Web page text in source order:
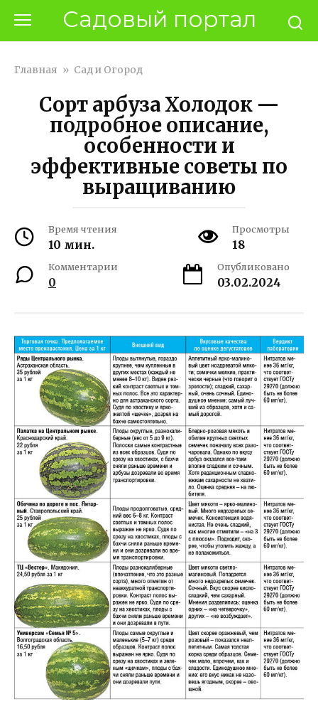
контенту
Садовый портал
Главная » Сад и Огород
Сорт арбуза Холодок —
подробное описание,
особенности и
эффективные советы по
выращиванию
Время чтения
10 мин.
Просмотры
18
Комментарии
0
Опубликовано
03.02.2024